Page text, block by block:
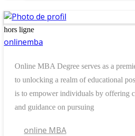
hors ligne
onlinemba
Online MBA Degree serves as a
to unlocking a realm of educational
is to empower individuals by offering
and guidance on pursuing
online MBA